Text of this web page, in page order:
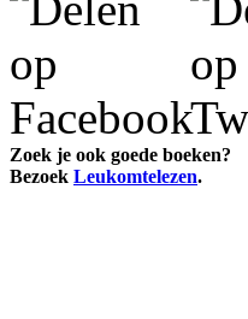
Zoek je ook goede boeken?
Bezoek Leukomtelezen.